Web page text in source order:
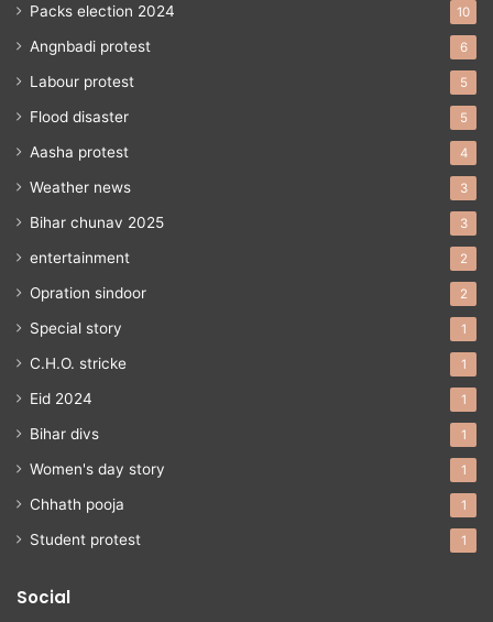
Packs election 2024 10
Angnbadi protest 6
Labour protest 5
Flood disaster 5
Aasha protest 4
Weather news 3
Bihar chunav 2025 3
entertainment 2
Opration sindoor 2
Special story 1
C.H.O. stricke 1
Eid 2024 1
Bihar divs 1
Women's day story 1
Chhath pooja 1
Student protest 1
Social